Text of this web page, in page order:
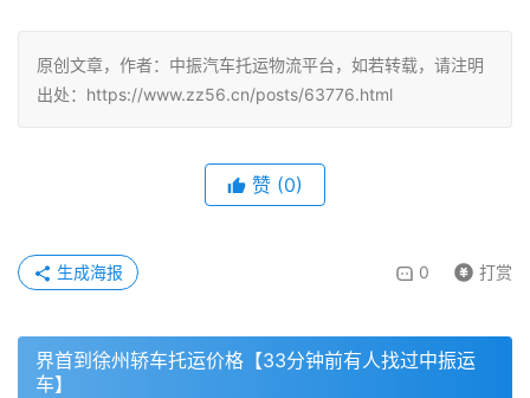
原创文章，作者：中振汽车托运物流平台，如若转载，请注明
出处：https://www.zz56.cn/posts/63776.html
赞 (0)
0 打赏
生成海报
界首到徐州轿车托运价格【33分钟前有人找过中振运
车】